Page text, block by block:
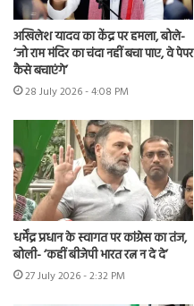
अखिलेश यादव का केंद्र पर हमला, बोले-
‘जो राम मंदिर का चंदा नहीं बचा पाए, वे पेपर
कैसे बचाएंगे’
28 July 2026 - 4:08 PM
धर्मेंद्र प्रधान के स्वागत पर कांग्रेस का तंज,
बोली- ‘कहीं बीजेपी भारत रत्न न दे दे’
27 July 2026 - 2:32 PM